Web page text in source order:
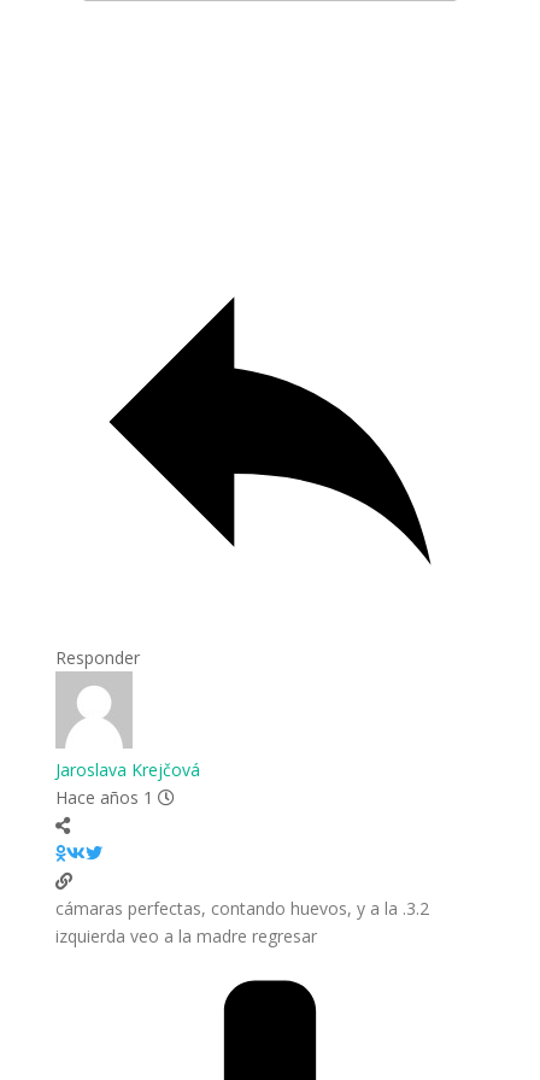
Responder
Jaroslava Krejčová
3.2. cámaras perfectas, contando huevos, y a la
izquierda veo a la madre regresar